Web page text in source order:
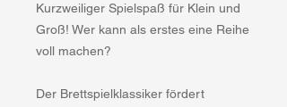
Kurzweiliger Spielspaß für Klein und
Groß! Wer kann als erstes eine Reihe
voll machen?
Der Brettspielklassiker fördert